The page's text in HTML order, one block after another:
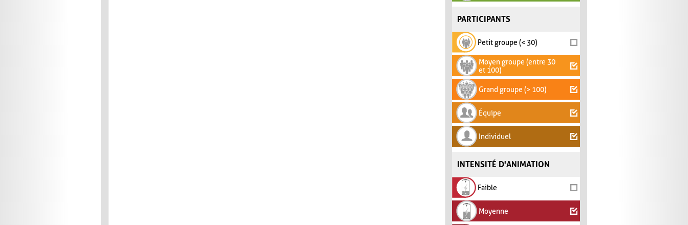
PARTICIPANTS
Petit groupe (< 30)
Moyen groupe (entre 30
et 100)
Grand groupe (> 100)
Équipe
Individuel
INTENSITÉ D'ANIMATION
Faible
Moyenne